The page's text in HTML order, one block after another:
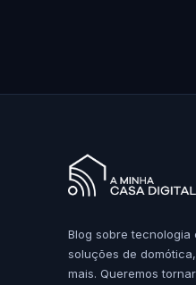
Blog sobre tecnologia
soluções de
mais. Queremos